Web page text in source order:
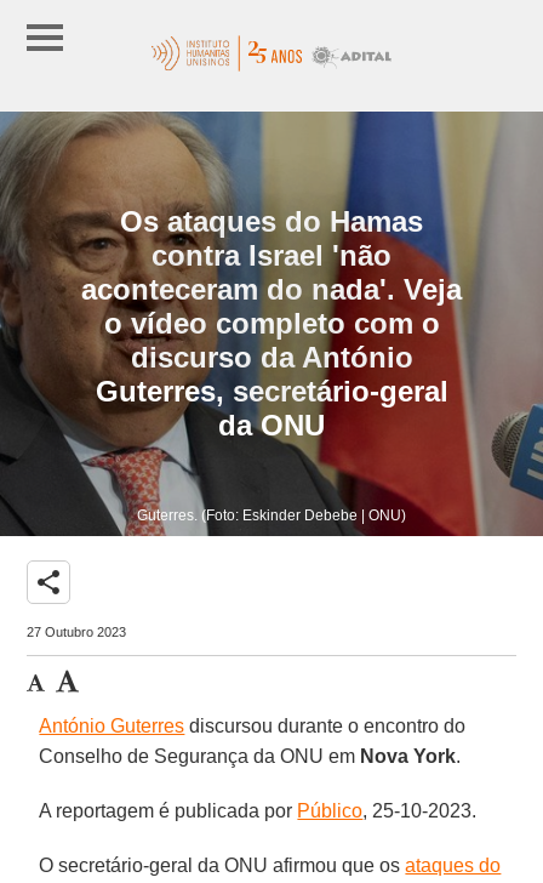
Os ataques do Hamas
contra Israel 'não
aconteceram do nada'. Veja
o vídeo completo com o
discurso da António
Guterres, secretário-geral
da ONU
Guterres. (Foto: Eskinder Debebe | ONU)
share
27 Outubro 2023
António Guterres discursou durante o encontro do
Conselho de Segurança da ONU em Nova York.
A reportagem é publicada por Público, 25-10-2023.
O secretário-geral da ONU afirmou que osataques do